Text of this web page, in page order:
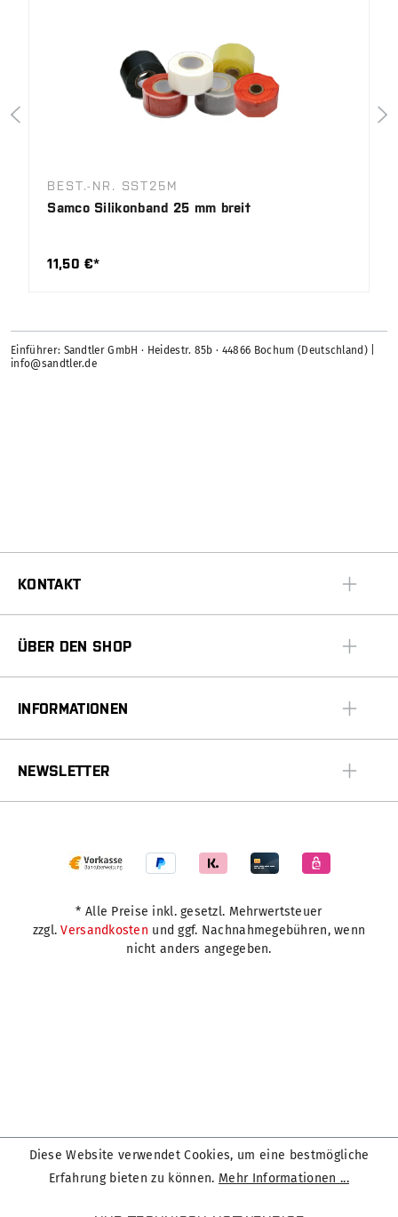
BEST.-NR. SST25M
Samco Silikonband 25 mm breit
11,50 €*
Einführer: Sandtler GmbH · Heidestr. 85b · 44866 Bochum (Deutschland) |
info@sandtler.de
KONTAKT
ÜBER DEN SHOP
INFORMATIONEN
NEWSLETTER
* Alle Preise inkl. gesetzl. Mehrwertsteuer
zzgl.Versandkosten und ggf. Nachnahmegebühren, wenn
nicht anders angegeben.
Diese Website verwendet Cookies, um eine bestmögliche
Erfahrung bieten zu können. Mehr Informationen ...